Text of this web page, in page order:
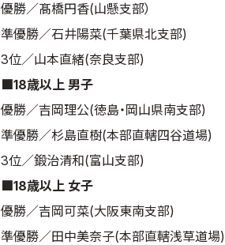
優勝／髙橋円香(山懸支部）
準優勝／石井陽菜(千葉県北支部)
3位／山本直緒(奈良支部)
■18歳以上 男子
優勝／吉岡理公(徳島・岡山県南支部)
準優勝／杉島直樹(本部直轄四谷道場)
3位／鍛治清和(富山支部)
■18歳以上 女子
優勝／吉岡可菜(大阪東南支部)
準優勝／田中美奈子(本部直轄浅草道場)